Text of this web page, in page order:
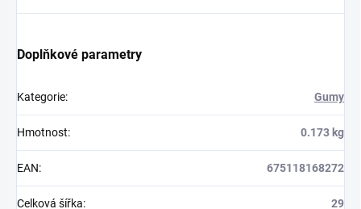
Doplňkové parametry
Kategorie: Gumy
Hmotnost: 0.173 kg
EAN: 675118168272
Celková šířka: 29